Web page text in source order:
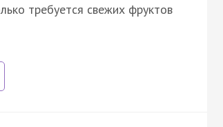
требуется свежих фруктов